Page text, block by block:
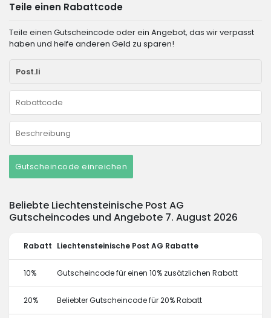
Teile einen Rabattcode
Teile einen Gutscheincode oder ein Angebot, das wir verpasst
haben und helfe anderen Geld zu sparen!
Gutscheincode einreichen
Beliebte Liechtensteinische Post AG
Gutscheincodes und Angebote 7. August 2026
Rabatt Liechtensteinische Post AG Rabatte
10% Gutscheincode für einen 10% zusätzlichen Rabatt
20% Beliebter Gutscheincode für 20% Rabatt